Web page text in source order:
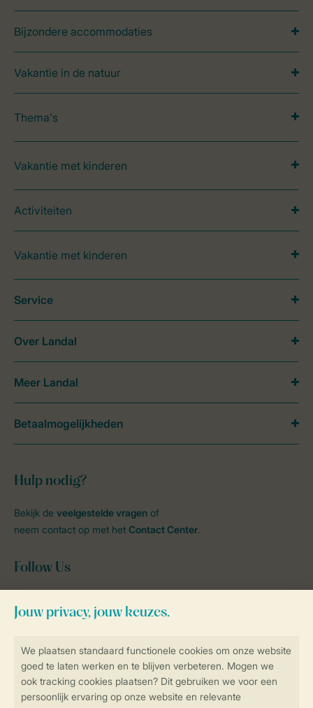
Bijzondere accommodaties
Vakantie in de natuur
Thema's
Vakantie met kinderen
Activiteiten
Vakantie met kinderen
Hulp nodig?
Bekijk de veelgestelde vragen of
neem contact op met het Contact Center.
Follow Us
Blijf op de hoogte
Service
Over Landal
Meer Landal
Betaalmogelijkheden